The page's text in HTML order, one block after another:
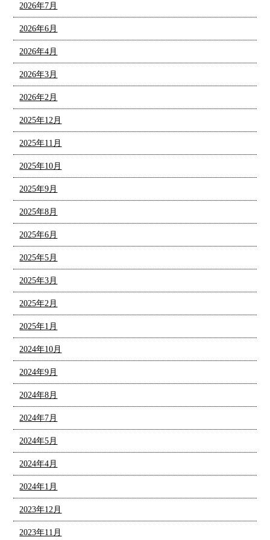
2026年7月
2026年6月
2026年4月
2026年3月
2026年2月
2025年12月
2025年11月
2025年10月
2025年9月
2025年8月
2025年6月
2025年5月
2025年3月
2025年2月
2025年1月
2024年10月
2024年9月
2024年8月
2024年7月
2024年5月
2024年4月
2024年1月
2023年12月
2023年11月